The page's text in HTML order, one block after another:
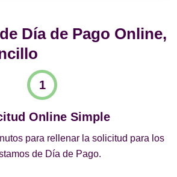
Día de Pago Online,
Online Simple
para rellenar la solicitud para los
de Día de Pago.